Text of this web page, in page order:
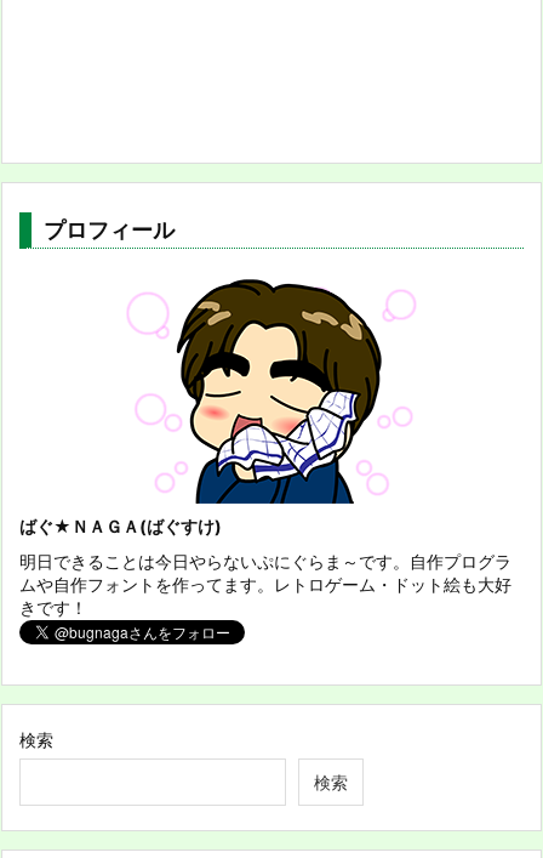
プロフィール
ばぐ★ＮＡＧＡ(ばぐすけ)
明日できることは今日やらないぷにぐらま～です。自作プログラ
ムや自作フォントを作ってます。レトロゲーム・ドット絵も大好
きです！
検索
検索